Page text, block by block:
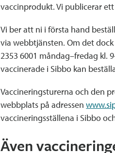
vaccinprodukt. Vi publicerar
Vi ber att ni i första hand
via webbtjänsten. Om det
2353 6001 måndag–fredag kl.
vaccinerade i Sibbo kan
Vaccineringsturerna och den
webbplats på adressen
vaccineringsställena i Sibbo
Även